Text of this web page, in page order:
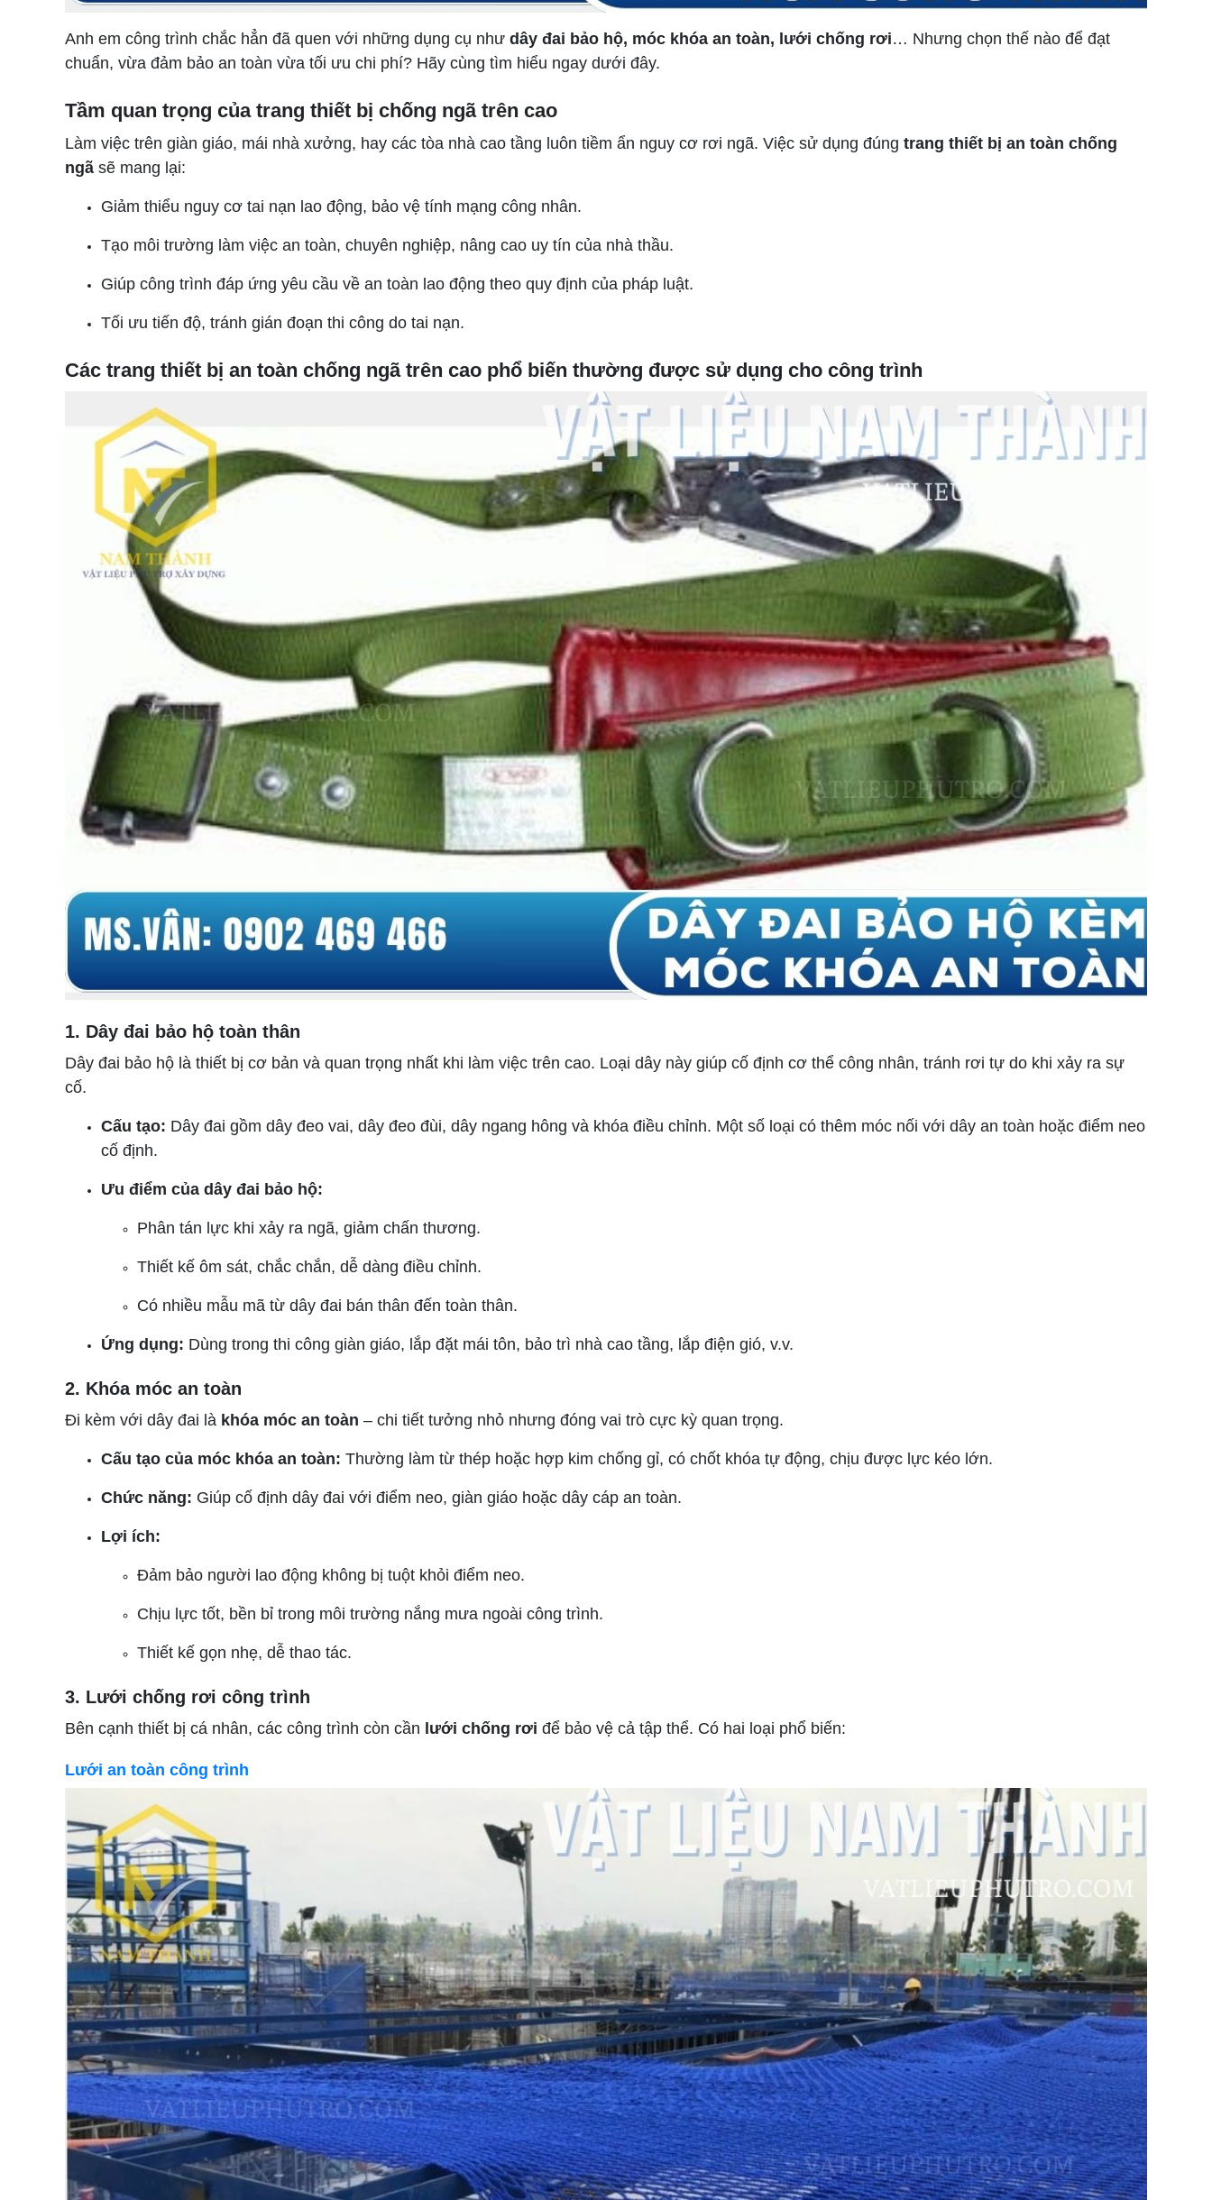
Anh em công trình chắc hẳn đã quen với những dụng cụ như dây đai bảo hộ, móc khóa an toàn, lưới chống rơi… Nhưng chọn thế nào để đạt
chuẩn, vừa đảm bảo an toàn vừa tối ưu chi phí? Hãy cùng tìm hiểu ngay dưới đây.
Tầm quan trọng của trang thiết bị chống ngã trên cao
Làm việc trên giàn giáo, mái nhà xưởng, hay các tòa nhà cao tầng luôn tiềm ẩn nguy cơ rơi ngã. Việc sử dụng đúng trang thiết bị an toàn chống
ngã sẽ mang lại:
Giảm thiểu nguy cơ tai nạn lao động, bảo vệ tính mạng công nhân.
Tạo môi trường làm việc an toàn, chuyên nghiệp, nâng cao uy tín của nhà thầu.
Giúp công trình đáp ứng yêu cầu về an toàn lao động theo quy định của pháp luật.
Tối ưu tiến độ, tránh gián đoạn thi công do tai nạn.
Các trang thiết bị an toàn chống ngã trên cao phổ biến thường được sử dụng cho công trình
1. Dây đai bảo hộ toàn thân
Dây đai bảo hộ là thiết bị cơ bản và quan trọng nhất khi làm việc trên cao. Loại dây này giúp cố định cơ thể công nhân, tránh rơi tự do khi xảy ra sự
cố.
Cấu tạo: Dây đai gồm dây đeo vai, dây đeo đùi, dây ngang hông và khóa điều chỉnh. Một số loại có thêm móc nối với dây an toàn hoặc điểm neo
cố định.
Ưu điểm của dây đai bảo hộ:
Phân tán lực khi xảy ra ngã, giảm chấn thương.
Thiết kế ôm sát, chắc chắn, dễ dàng điều chỉnh.
Có nhiều mẫu mã từ dây đai bán thân đến toàn thân.
Ứng dụng: Dùng trong thi công giàn giáo, lắp đặt mái tôn, bảo trì nhà cao tầng, lắp điện gió, v.v.
2. Khóa móc an toàn
Đi kèm với dây đai là khóa móc an toàn – chi tiết tưởng nhỏ nhưng đóng vai trò cực kỳ quan trọng.
Cấu tạo của móc khóa an toàn: Thường làm từ thép hoặc hợp kim chống gỉ, có chốt khóa tự động, chịu được lực kéo lớn.
Chức năng: Giúp cố định dây đai với điểm neo, giàn giáo hoặc dây cáp an toàn.
Lợi ích:
Đảm bảo người lao động không bị tuột khỏi điểm neo.
Chịu lực tốt, bền bỉ trong môi trường nắng mưa ngoài công trình.
Thiết kế gọn nhẹ, dễ thao tác.
3. Lưới chống rơi công trình
Bên cạnh thiết bị cá nhân, các công trình còn cần lưới chống rơi để bảo vệ cả tập thể. Có hai loại phổ biến:
Lưới an toàn công trình